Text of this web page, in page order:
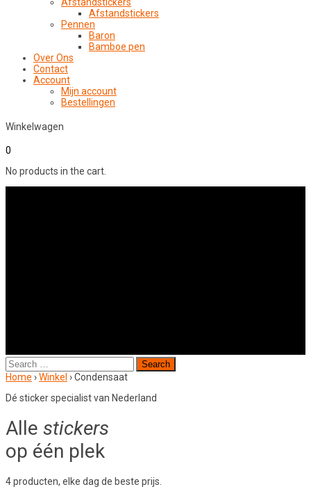
Afstandstickers
Afstandstickers
Pennen
Baron
Bamboe pen
Over Ons
Contact
Account
Mijn account
Bestellingen
Winkelwagen
0
No products in the cart.
Search
for:
Home ›Winkel ›Condensaat
Dé sticker specialist van Nederland
Alle stickers
op één plek
4 producten, elke dag de beste prijs.